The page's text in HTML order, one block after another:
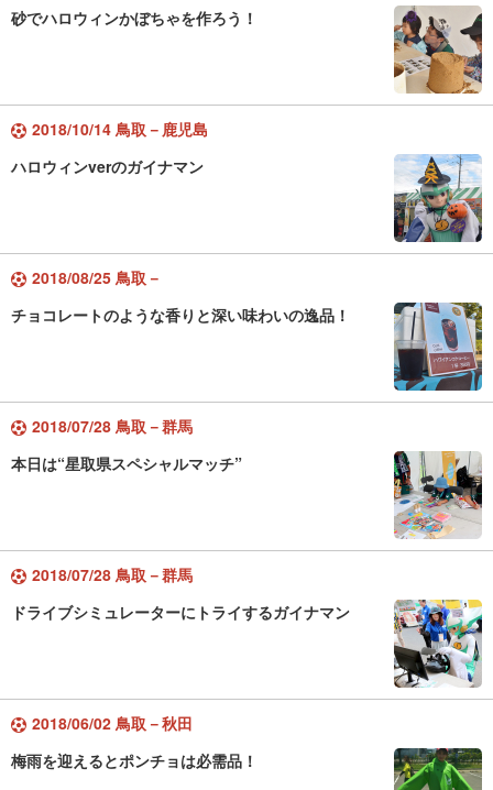
砂でハロウィンかぼちゃを作ろう！
2018/10/14 鳥取－鹿児島
ハロウィンverのガイナマン
2018/08/25 鳥取－
チョコレートのような香りと深い味わいの逸品！
2018/07/28 鳥取－群馬
本日は“星取県スペシャルマッチ”
2018/07/28 鳥取－群馬
ドライブシミュレーターにトライするガイナマン
2018/06/02 鳥取－秋田
梅雨を迎えるとポンチョは必需品！